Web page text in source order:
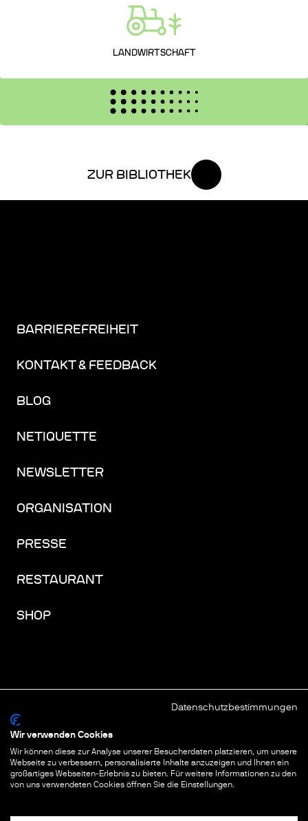
Datenschutzbestimmungen
Wir verwenden Cookies
Wir können diese zur Analyse unserer Besucherdaten platzieren, um unsere
Webseite zu verbessern, personalisierte Inhalte anzuzeigen und Ihnen ein
großartiges Webseiten-Erlebnis zu bieten. Für weitere Informationen zu den
von uns verwendeten Cookies öffnen Sie die Einstellungen.
LANDWIRTSCHAFT
ZUR BIBLIOTHEK
BARRIEREFREIHEIT
KONTAKT & FEEDBACK
BLOG
NETIQUETTE
NEWSLETTER
ORGANISATION
PRESSE
RESTAURANT
SHOP
LINKEDINTHREADS
IMPRESSUM
DATENSCHUTZ